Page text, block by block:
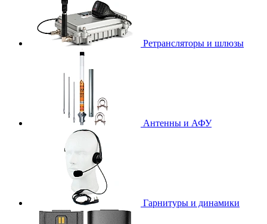
Ретрансляторы и шлюзы
Антенны и АФУ
Гарнитуры и динамики